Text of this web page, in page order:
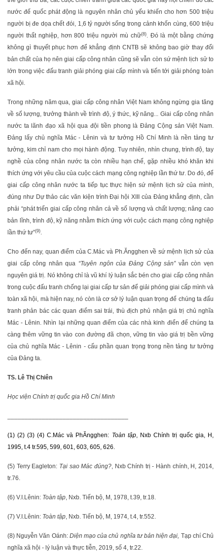
nước đế quốc phát động là nguyên nhân chủ yếu khiến cho hơn 500 triệu
người bị đe dọa chết đói, 1,6 tỷ người sống trong cảnh khốn cùng, 600 triệu
người thất nghiệp, hơn 800 triệu người mù chữ(8). Đó là một bằng chứng
không gì thuyết phục hơn để khẳng định CNTB sẽ không bao giờ thay đổi
bản chất của họ nên giai cấp công nhân cũng sẽ vẫn còn sứ mệnh lịch sử to
lớn trong việc đấu tranh giải phóng giai cấp mình và tiến tới giải phóng toàn
xã hội.
Trong những năm qua, giai cấp công nhân Việt Nam không ngừng gia tăng
về số lượng, trưởng thành về trình độ, ý thức, kỹ năng... Giai cấp công nhân
nước ta lãnh đạo xã hội qua đội tiền phong là Đảng Cộng sản Việt Nam.
Đảng lấy chủ nghĩa Mác - Lênin và tư tưởng Hồ Chí Minh là nền tảng tư
tưởng, kim chỉ nam cho mọi hành động. Tuy nhiên, nhìn chung, trình độ, tay
nghề của công nhân nước ta còn nhiều hạn chế, gặp nhiều khó khăn khi
thích ứng với yêu cầu của cuộc cách mạng công nghiệp lần thứ tư. Do đó, để
giai cấp công nhân nước ta tiếp tục thực hiện sứ mệnh lịch sử của mình,
đúng như Dự thảo các văn kiện trình Đại hội XIII của Đảng khẳng định, cần
phải “phát triển giai cấp công nhân cả về số lượng và chất lượng; nâng cao
bản lĩnh, trình độ, kỹ năng nhằm thích ứng với cuộc cách mạng công nghiệp
lần thứ tư”(9).
Cho đến nay, quan điểm của C.Mác và Ph.Ăngghen về sứ mệnh lịch sử của
giai cấp công nhân qua “Tuyên ngôn của Đảng Cộng sản”vẫn còn vẹn
nguyên giá trị. Nó không chỉ là vũ khí lý luận sắc bén cho giai cấp công nhân
trong cuộc đấu tranh chống lại giai cấp tư sản để giải phóng giai cấp mình và
toàn xã hội, mà hiện nay, nó còn là cơ sở lý luận quan trọng để chúng ta đấu
tranh phản bác các quan điểm sai trái, thù địch phủ nhận giá trị chủ nghĩa
Mác - Lênin. Nhìn lại những quan điểm của các nhà kinh điển để chúng ta
càng thêm vững tin vào con đường đã chọn, vững tin vào giá trị bền vững
của chủ nghĩa Mác - Lênin - cấu phần quan trọng trong nền tảng tư tưởng
của Đảng ta.
TS. Lê Thị Chiên
Học viện Chính trị quốc gia Hồ Chí Minh
(1) (2) (3) (4) C.Mác và PhĂngghen: Toàn tập, Nxb Chính trị quốc gia, H,
1995, t.4 tr.595, 599, 601, 603, 605, 626.
(5) Terry Eagleton: Tại sao Mác đúng?, Nxb Chính trị - Hành chính, H, 2014,
tr.76.
(6) V.I.Lênin: Toàn tập, Nxb. Tiến bộ, M, 1978, t.39, tr.18.
(7) V.I.Lênin: Toàn tập, Nxb. Tiến bộ, M, 1974, t.4, tr.552.
(8) Nguyễn Văn Oánh: Diện mạo của chủ nghĩa tư bản hiện đại, Tạp chí Chủ
nghĩa xã hội - lý luận và thực tiễn, 2019, số 4, tr.22.